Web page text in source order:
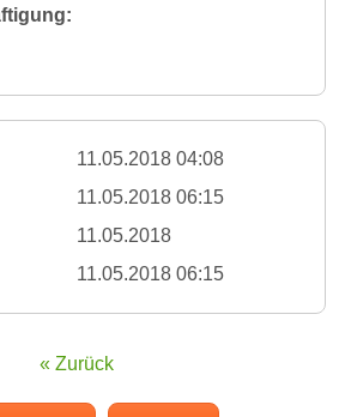
11.05.2018 04:08
11.05.2018 06:15
11.05.2018
11.05.2018 06:15
« Zurück